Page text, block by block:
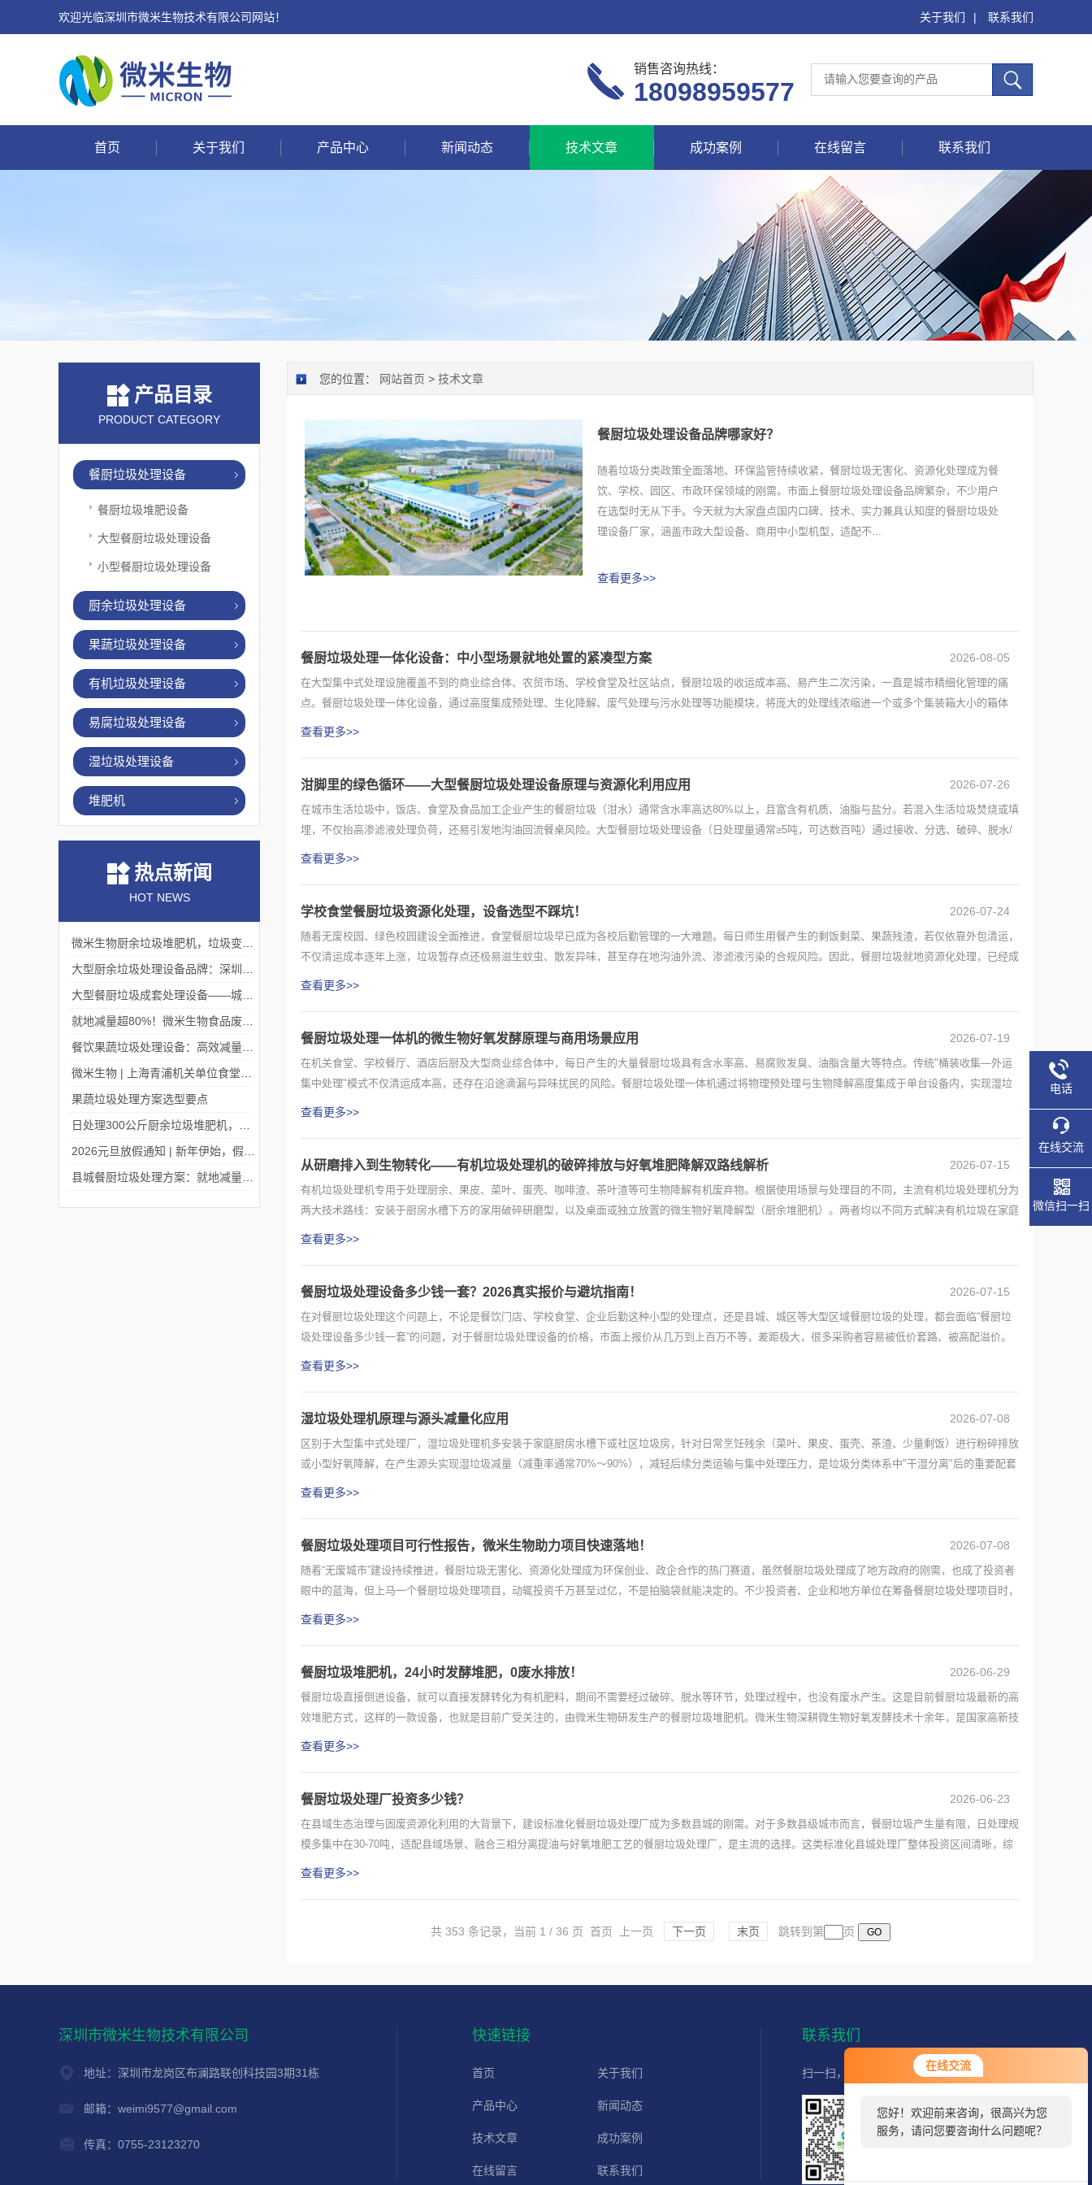
在线交流
您好！欢迎前来咨询，很高兴为您
服务，请问您要咨询什么问题呢？
欢迎光临深圳市微米生物技术有限公司网站！ 关于我们 | 联系我们
销售咨询热线：
18098959577
首页 关于我们 产品中心 新闻动态 技术文章 成功案例 在线留言 联系我们
产品目录
PRODUCT CATEGORY
餐厨垃圾处理设备
餐厨垃圾堆肥设备
大型餐厨垃圾处理设备
小型餐厨垃圾处理设备
厨余垃圾处理设备
果蔬垃圾处理设备
有机垃圾处理设备
易腐垃圾处理设备
湿垃圾处理设备
堆肥机
热点新闻
HOT NEWS
果蔬垃圾处理方案选型要点
您的位置： 网站首页 > 技术文章
餐厨垃圾处理设备品牌哪家好？
随着垃圾分类政策全面落地、环保监管持续收紧，餐厨垃圾无害化、资源化处理成为餐
饮、学校、园区、市政环保领域的刚需。市面上餐厨垃圾处理设备品牌繁杂，不少用户
在选型时无从下手。今天就为大家盘点国内口碑、技术、实力兼具认知度的餐厨垃圾处
理设备厂家，涵盖市政大型设备、商用中小型机型，适配不...
查看更多>>
餐厨垃圾处理一体化设备：中小型场景就地处置的紧凑型方案 2026-08-05
在大型集中式处理设施覆盖不到的商业综合体、农贸市场、学校食堂及社区站点，餐厨垃圾的收运成本高、易产生二次污染，一直是城市精细化管理的痛
点。餐厨垃圾处理一体化设备，通过高度集成预处理、生化降解、废气处理与污水处理等功能模块，将庞大的处理线浓缩进一个或多个集装箱大小的箱体
内，实现了餐...
查看更多>>
泔脚里的绿色循环——大型餐厨垃圾处理设备原理与资源化利用应用 2026-07-26
在城市生活垃圾中，饭店、食堂及食品加工企业产生的餐厨垃圾（泔水）通常含水率高达80%以上，且富含有机质、油脂与盐分。若混入生活垃圾焚烧或填
埋，不仅抬高渗滤液处理负荷，还易引发地沟油回流餐桌风险。大型餐厨垃圾处理设备（日处理量通常≥5吨，可达数百吨）通过接收、分选、破碎、脱水/
脱油...
查看更多>>
学校食堂餐厨垃圾资源化处理，设备选型不踩坑！ 2026-07-24
随着无废校园、绿色校园建设全面推进，食堂餐厨垃圾早已成为各校后勤管理的一大难题。每日师生用餐产生的剩饭剩菜、果蔬残渣，若仅依靠外包清运，
不仅清运成本逐年上涨，垃圾暂存点还极易滋生蚊虫、散发异味，甚至存在地沟油外流、渗滤液污染的合规风险。因此，餐厨垃圾就地资源化处理，已经成
为中小学...
查看更多>>
餐厨垃圾处理一体机的微生物好氧发酵原理与商用场景应用 2026-07-19
在机关食堂、学校餐厅、酒店后厨及大型商业综合体中，每日产生的大量餐厨垃圾具有含水率高、易腐败发臭、油脂含量大等特点。传统"桶装收集—外运
集中处理"模式不仅清运成本高，还存在沿途滴漏与异味扰民的风险。餐厨垃圾处理一体机通过将物理预处理与生物降解高度集成于单台设备内，实现湿垃
圾的就地...
查看更多>>
从研磨排入到生物转化——有机垃圾处理机的破碎排放与好氧堆肥降解双路线解析 2026-07-15
有机垃圾处理机专用于处理厨余、果皮、菜叶、蛋壳、咖啡渣、茶叶渣等可生物降解有机废弃物。根据使用场景与处理目的不同，主流有机垃圾处理机分为
两大技术路线：安装于厨房水槽下方的家用破碎研磨型，以及桌面或独立放置的微生物好氧降解型（厨余堆肥机）。两者均以不同方式解决有机垃圾在家庭
或小型场...
查看更多>>
餐厨垃圾处理设备多少钱一套？2026真实报价与避坑指南！ 2026-07-15
在对餐厨垃圾处理这个问题上，不论是餐饮门店、学校食堂、企业后勤这种小型的处理点，还是县城、城区等大型区域餐厨垃圾的处理，都会面临“餐厨垃
圾处理设备多少钱一套”的问题，对于餐厨垃圾处理设备的价格，市面上报价从几万到上百万不等，差距极大，很多采购者容易被低价套路、被高配溢价。
其实设备...
查看更多>>
湿垃圾处理机原理与源头减量化应用 2026-07-08
区别于大型集中式处理厂，湿垃圾处理机多安装于家庭厨房水槽下或社区垃圾房，针对日常烹饪残余（菜叶、果皮、蛋壳、茶渣、少量剩饭）进行粉碎排放
或小型好氧降解，在产生源头实现湿垃圾减量（减重率通常70%～90%），减轻后续分类运输与集中处理压力，是垃圾分类体系中"干湿分离"后的重要配套
终...
查看更多>>
餐厨垃圾处理项目可行性报告，微米生物助力项目快速落地！ 2026-07-08
随着“无废城市”建设持续推进，餐厨垃圾无害化、资源化处理成为环保创业、政企合作的热门赛道，虽然餐厨垃圾处理成了地方政府的刚需，也成了投资者
眼中的蓝海，但上马一个餐厨垃圾处理项目，动辄投资千万甚至过亿，不是拍脑袋就能决定的。不少投资者、企业和地方单位在筹备餐厨垃圾处理项目时，
都会遇...
查看更多>>
餐厨垃圾堆肥机，24小时发酵堆肥，0废水排放！ 2026-06-29
餐厨垃圾直接倒进设备，就可以直接发酵转化为有机肥料，期间不需要经过破碎、脱水等环节，处理过程中，也没有废水产生。这是目前餐厨垃圾最新的高
效堆肥方式，这样的一款设备，也就是目前广受关注的，由微米生物研发生产的餐厨垃圾堆肥机。微米生物深耕微生物好氧发酵技术十余年，是国家高新技
术企业、...
查看更多>>
餐厨垃圾处理厂投资多少钱？ 2026-06-23
在县域生态治理与固废资源化利用的大背景下，建设标准化餐厨垃圾处理厂成为多数县城的刚需。对于多数县级城市而言，餐厨垃圾产生量有限，日处理规
模多集中在30-70吨，适配县域场景、融合三相分离提油与好氧堆肥工艺的餐厨垃圾处理厂，是主流的选择。这类标准化县城处理厂整体投资区间清晰，综
合土...
查看更多>>
共 353 条记录，当前 1 / 36 页 首页 上一页 下一页 末页 跳转到第 页
深圳市微米生物技术有限公司
地址：深圳市龙岗区布澜路联创科技园3期31栋
邮箱：weimi9577@gmail.com
传真：0755-23123270
快速链接
首页 关于我们
产品中心 新闻动态
技术文章 成功案例
在线留言 联系我们
联系我们
扫一扫，直接联系我们,快速获取服务
电话
在线交流
微信扫一扫